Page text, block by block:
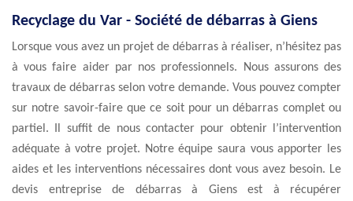
Recyclage du Var - Société de débarras à Giens
Lorsque vous avez un projet de débarras à réaliser, n’hésitez pas
à vous faire aider par nos professionnels. Nous assurons des
travaux de débarras selon votre demande. Vous pouvez compter
sur notre savoir-faire que ce soit pour un débarras complet ou
partiel. Il suffit de nous contacter pour obtenir l’intervention
adéquate à votre projet. Notre équipe saura vous apporter les
aides et les interventions nécessaires dont vous avez besoin. Le
devis entreprise de débarras à Giens est à récupérer